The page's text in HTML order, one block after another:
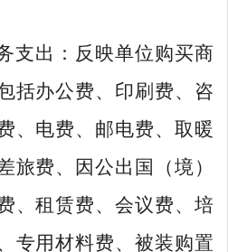
支出：反映单位购买商
括办公费、印刷费、咨
、电费、邮电费、取暖
旅费、因公出国（境）
、租赁费、会议费、培
专用材料费、被装购置